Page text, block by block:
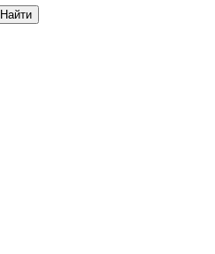
Найти